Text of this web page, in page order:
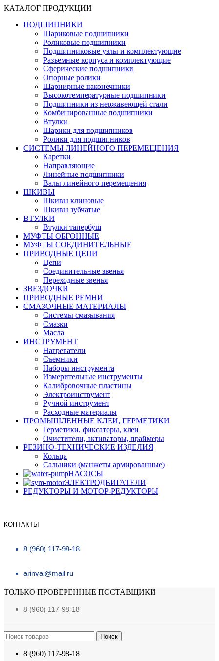
КАТАЛОГ ПРОДУКЦИИ
ПОДШИПНИКИ
Шариковые подшипники
Роликовые подшипники
Подшипниковые узлы и комплектующие
Разъемные корпуса и комплектующие
Сферические подшипники
Опорные ролики
Шарнирные наконечники
Высокотемпературные подшипники
Подшипники из нержавеющей стали
Комбинированные подшипники
Втулки
Шарики для подшипников
Ролики для подшипников
СИСТЕМЫ ЛИНЕЙНОГО ПЕРЕМЕЩЕНИЯ
Каретки
Направляющие
Линейные подшипники
Валы линейного перемещения
ШКИВЫ
Шкивы клиновые
Шкивы зубчатые
ВТУЛКИ
Втулки тапербуш
МУФТЫ ОБГОННЫЕ
МУФТЫ СОЕДИНИТЕЛЬНЫЕ
ПРИВОДНЫЕ ЦЕПИ
Цепи
Соединительные звенья
Переходные звенья
ЗВЕЗДОЧКИ
ПРИВОДНЫЕ РЕМНИ
СМАЗОЧНЫЕ МАТЕРИАЛЫ
Системы смазывания
Смазки
Масла
ИНСТРУМЕНТ
Нагреватели
Съемники
Наборы инструмента
Измерительные инструменты
Калибровочные пластины
Электроинструмент
Ручной инструмент
Расходные материалы
ПРОМЫШЛЕННЫЕ КЛЕИ, ГЕРМЕТИКИ
Герметики, фиксаторы, клеи
Очистители, активаторы, праймеры
РЕЗИНО-ТЕХНИЧЕСКИЕ ИЗДЕЛИЯ
Кольца
Сальники (манжеты армированные)
НАСОСЫ
ЭЛЕКТРОДВИГАТЕЛИ
РЕДУКТОРЫ И МОТОР-РЕДУКТОРЫ
КОНТАКТЫ
8 (960) 117-98-18
arinval@mail.ru
ТОЛЬКО ПРОВЕРЕННЫЕ ПОСТАВЩИКИ
8 (960) 117-98-18
Поиск
8 (960) 117-98-18